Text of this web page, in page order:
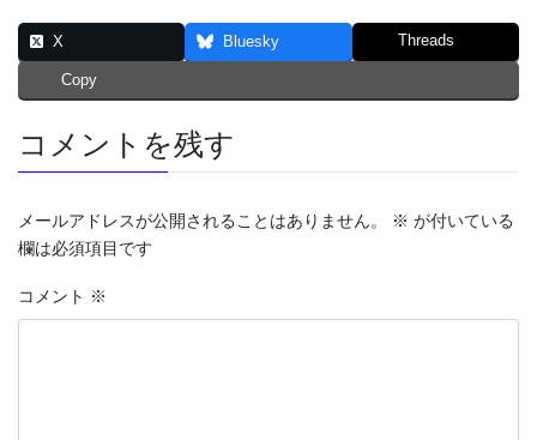
X Bluesky Threads
Copy
コメントを残す
メールアドレスが公開されることはありません。 ※ が付いている
欄は必須項目です
コメント ※